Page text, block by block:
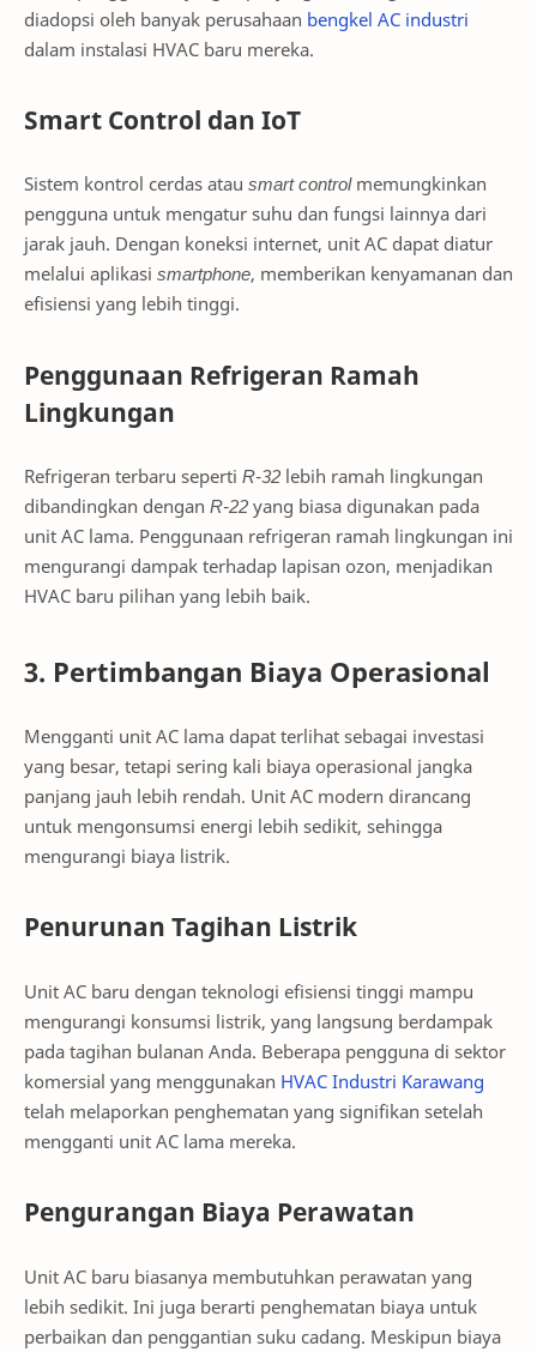
diadopsi oleh banyak perusahaan bengkel AC industri
dalam instalasi HVAC baru mereka.
Smart Control dan IoT
Sistem kontrol cerdas atau smart controlmemungkinkan
pengguna untuk mengatur suhu dan fungsi lainnya dari
jarak jauh. Dengan koneksi internet, unit AC dapat diatur
melalui aplikasi smartphone, memberikan kenyamanan dan
efisiensi yang lebih tinggi.
Penggunaan Refrigeran Ramah
Lingkungan
Refrigeran terbaru seperti R-32 lebih ramah lingkungan
dibandingkan dengan R-22 yang biasa digunakan pada
unit AC lama. Penggunaan refrigeran ramah lingkungan ini
mengurangi dampak terhadap lapisan ozon, menjadikan
HVAC baru pilihan yang lebih baik.
3. Pertimbangan Biaya Operasional
Mengganti unit AC lama dapat terlihat sebagai investasi
yang besar, tetapi sering kali biaya operasional jangka
panjang jauh lebih rendah. Unit AC modern dirancang
untuk mengonsumsi energi lebih sedikit, sehingga
mengurangi biaya listrik.
Penurunan Tagihan Listrik
Unit AC baru dengan teknologi efisiensi tinggi mampu
mengurangi konsumsi listrik, yang langsung berdampak
pada tagihan bulanan Anda. Beberapa pengguna di sektor
komersial yang menggunakan HVAC Industri Karawang
telah melaporkan penghematan yang signifikan setelah
mengganti unit AC lama mereka.
Pengurangan Biaya Perawatan
Unit AC baru biasanya membutuhkan perawatan yang
lebih sedikit. Ini juga berarti penghematan biaya untuk
perbaikan dan penggantian suku cadang. Meskipun biaya